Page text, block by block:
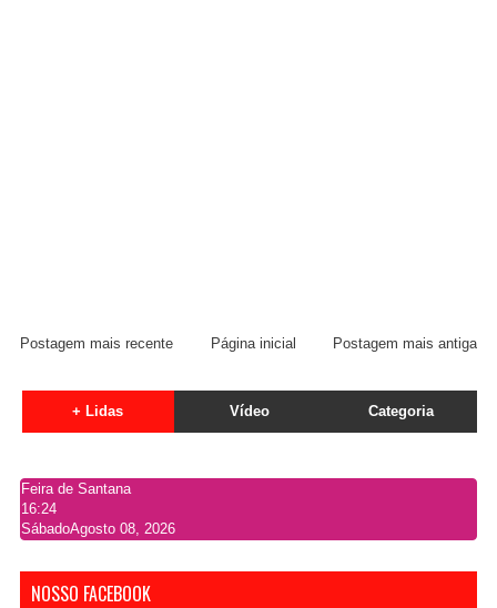
Postagem mais recente Postagem mais antiga
Página inicial
+ Lidas Vídeo Categoria
Feira de Santana
16:24
SábadoAgosto 08, 2026
NOSSO FACEBOOK